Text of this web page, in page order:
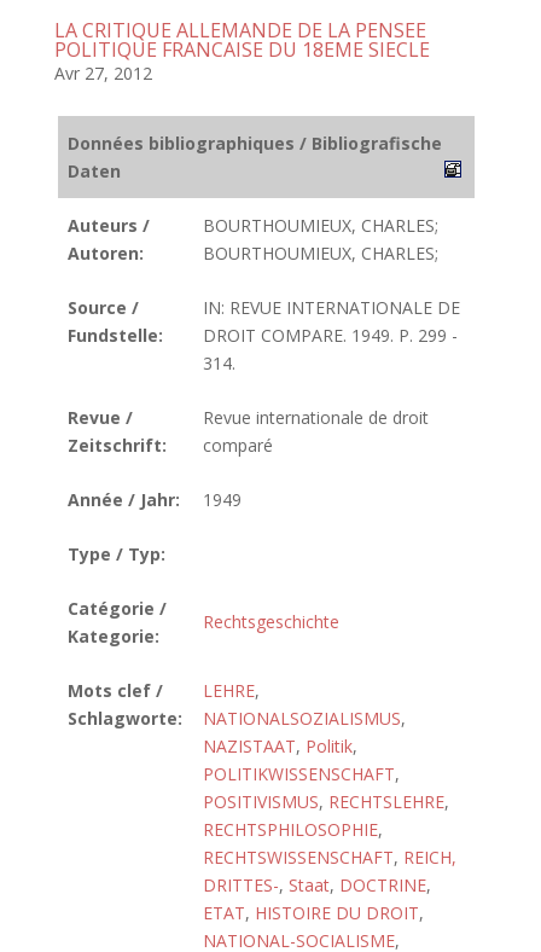
LA CRITIQUE ALLEMANDE DE LA PENSEE
POLITIQUE FRANCAISE DU 18EME SIECLE
Avr 27, 2012
Données bibliographiques / Bibliografische
Daten
Auteurs /
Autoren:
BOURTHOUMIEUX, CHARLES;
BOURTHOUMIEUX, CHARLES;
Source /
Fundstelle:
IN: REVUE INTERNATIONALE DE
DROIT COMPARE. 1949. P. 299 -
314.
Revue /
Zeitschrift:
Revue internationale de droit
comparé
Année / Jahr: 1949
Type / Typ:
Catégorie /
Kategorie:
Rechtsgeschichte
Mots clef /
Schlagworte:
LEHRE,
NATIONALSOZIALISMUS,
NAZISTAAT, Politik,
POLITIKWISSENSCHAFT,
POSITIVISMUS, RECHTSLEHRE,
RECHTSPHILOSOPHIE,
RECHTSWISSENSCHAFT, REICH,
DRITTES-, Staat, DOCTRINE,
ETAT, HISTOIRE DU DROIT,
NATIONAL-SOCIALISME,